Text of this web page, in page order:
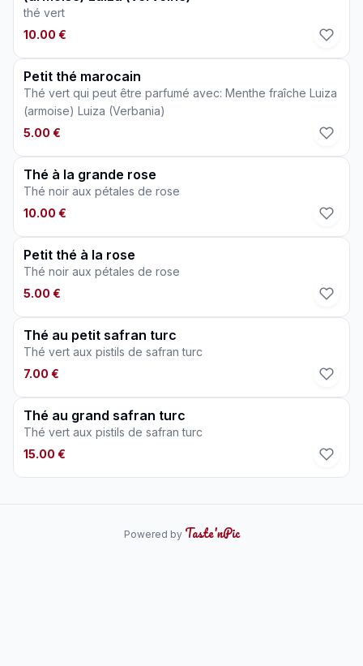
thé vert
10.00 €
Petit thé marocain
Thé vert qui peut être parfumé avec: Menthe fraîche Luiza
(armoise) Luiza (Verbania)
5.00 €
Thé à la grande rose
Thé noir aux pétales de rose
10.00 €
Petit thé à la rose
Thé noir aux pétales de rose
5.00 €
Thé au petit safran turc
Thé vert aux pistils de safran turc
7.00 €
Thé au grand safran turc
Thé vert aux pistils de safran turc
15.00 €
Powered by Taste'nPic